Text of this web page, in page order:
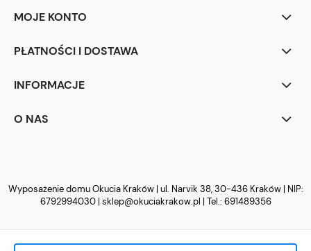
MOJE KONTO
PŁATNOŚCI I DOSTAWA
INFORMACJE
O NAS
Wyposażenie domu Okucia Kraków | ul. Narvik 38, 30-436 Kraków | NIP:
6792994030 | sklep@okuciakrakow.pl | Tel.: 691489356